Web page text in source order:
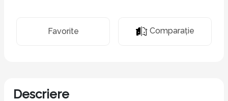
Favorite Comparaţie
Descriere